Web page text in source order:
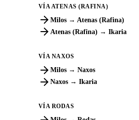
VÍA ATENAS (RAFINA)
Milos → Atenas (Rafina)
Atenas (Rafina) → Ikaria
VÍA NAXOS
Milos → Naxos
Naxos → Ikaria
VÍA RODAS